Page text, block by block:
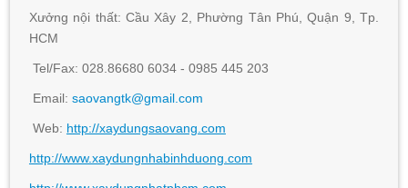
Xưởng nội thất: Cầu Xây 2, Phường Tân Phú, Quận 9, Tp.
HCM
Tel/Fax: 028.86680 6034 - 0985 445 203
Email: saovangtk@gmail.com
Web: http://xaydungsaovang.com
http://www.xaydungnhabinhduong.com